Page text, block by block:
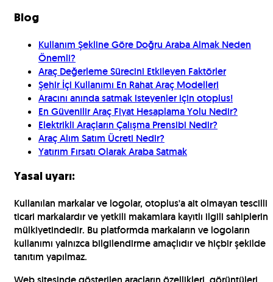
Blog
Kullanım Şekline Göre Doğru Araba Almak Neden
Önemli?
Araç Değerleme Sürecini Etkileyen Faktörler
Şehir İçi Kullanımı En Rahat Araç Modelleri
Aracını anında satmak isteyenler için otoplus!
En Güvenilir Araç Fiyat Hesaplama Yolu Nedir?
Elektrikli Araçların Çalışma Prensibi Nedir?
Araç Alım Satım Ücreti Nedir?
Yatırım Fırsatı Olarak Araba Satmak
Yasal uyarı:
Kullanılan markalar ve logolar, otoplus'a ait olmayan tescilli
ticari markalardır ve yetkili makamlara kayıtlı ilgili sahiplerin
mülkiyetindedir. Bu platformda markaların ve logoların
kullanımı yalnızca bilgilendirme amaçlıdır ve hiçbir şekilde
tanıtım yapılmaz.